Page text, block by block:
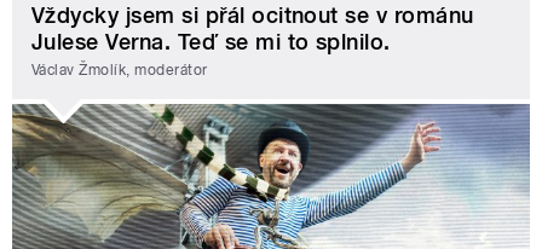
Vždycky jsem si přál ocitnout se v románu
Julese Verna. Teď se mi to splnilo.
Václav Žmolík, moderátor